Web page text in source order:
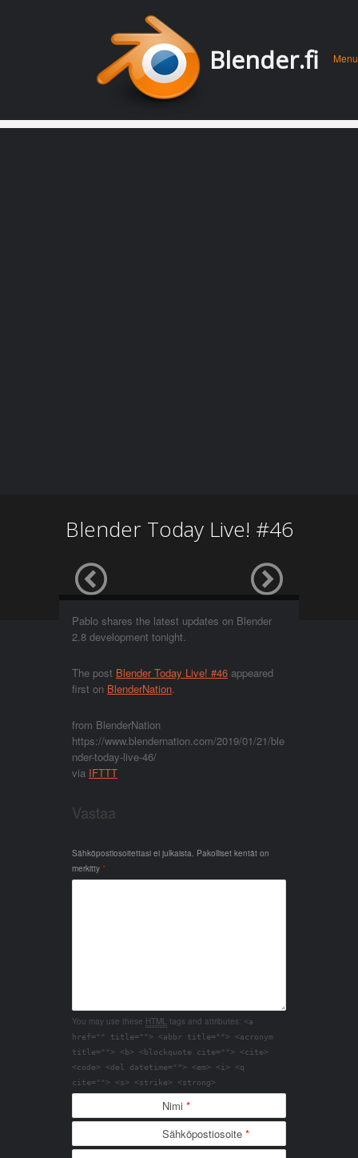
Blender.fi Menu
Blender Today Live! #46
Pablo shares the latest updates on Blender
2.8 development tonight.
The post Blender Today Live! #46 appeared
first on BlenderNation.
from BlenderNation
https://www.blendernation.com/2019/01/21/ble
nder-today-live-46/
via IFTTT
Vastaa
Sähköpostiosoitettasi ei julkaista. Pakolliset kentät on
merkitty *
You may use these HTML tags and attributes: <a
href="" title=""> <abbr title=""> <acronym
title=""> <b> <blockquote cite=""> <cite>
<code> <del datetime=""> <em> <i> <q
cite=""> <s> <strike> <strong>
Nimi *
Sähköpostiosoite *